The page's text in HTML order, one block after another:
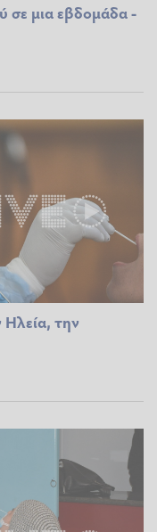
σε μια εβδομάδα -
την